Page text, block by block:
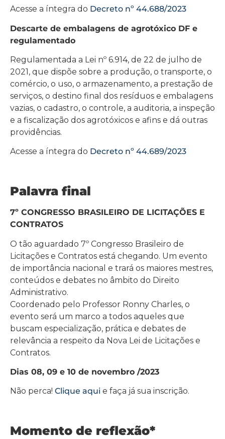
Acesse a íntegra do Decreto nº 44.688/2023
Descarte de embalagens de agrotóxico DF e
regulamentado
Regulamentada a Lei nº 6.914, de 22 de julho de
2021, que dispõe sobre a produção, o transporte, o
comércio, o uso, o armazenamento, a prestação de
serviços, o destino final dos resíduos e embalagens
vazias, o cadastro, o controle, a auditoria, a inspeção
e a fiscalização dos agrotóxicos e afins e dá outras
providências.
Acesse a íntegra do Decreto nº 44.689/2023
Palavra final
7º CONGRESSO BRASILEIRO DE LICITAÇÕES E
CONTRATOS
O tão aguardado 7º Congresso Brasileiro de
Licitações e Contratos está chegando. Um evento
de importância nacional e trará os maiores mestres,
conteúdos e debates no âmbito do Direito
Administrativo.
Coordenado pelo Professor Ronny Charles, o
evento será um marco a todos aqueles que
buscam especialização, prática e debates de
relevância a respeito da Nova Lei de Licitações e
Contratos.
Dias 08, 09 e 10 de novembro /2023
Não perca! Clique aqui e faça já sua inscrição.
Momento de reflexão*